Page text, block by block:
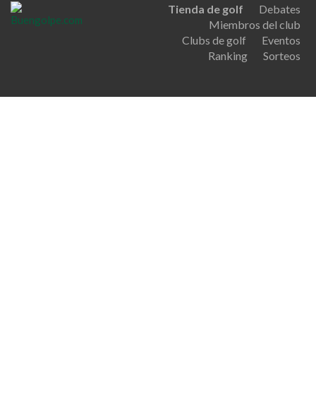
Tienda de golf
Debates
Miembros del club
Clubs de golf
Eventos
Ranking
Sorteos